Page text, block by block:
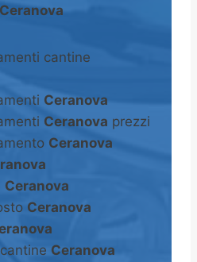
Ceranova
cantine
Ceranova
Ceranova prezzi
Ceranova
Ceranova
Ceranova
Ceranova